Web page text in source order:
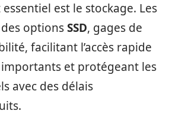
est le stockage. Les
optionsSSD, gages de
facilitant l’accès rapide
et protégeant les
avec des délais